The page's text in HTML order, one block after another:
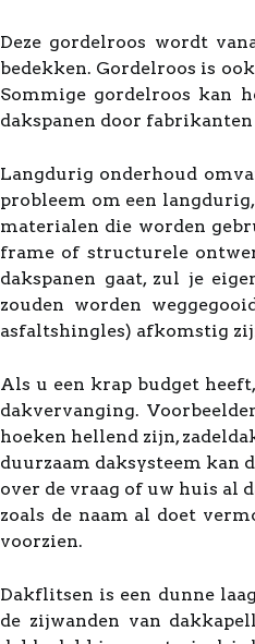
Deze gordelroos wordt
bedekken. Gordelroos is
Sommige gordelroos kan
dakspanen door
Langdurig onderhoud
probleem om een
materialen die worden
frame of structurele
dakspanen gaat, zul je
zouden worden
asfaltshingles) afkomstig
Als u een krap budget
dakvervanging.
hoeken hellend zijn,
duurzaam daksysteem kan
over de vraag of uw huis al
zoals de naam al doet
voorzien.
Dakflitsen is een dunne
de zijwanden van